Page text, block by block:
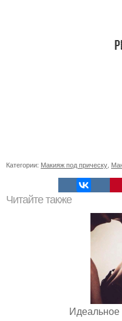
Категории: Макияж под прическу
Читайте также
Идеальное